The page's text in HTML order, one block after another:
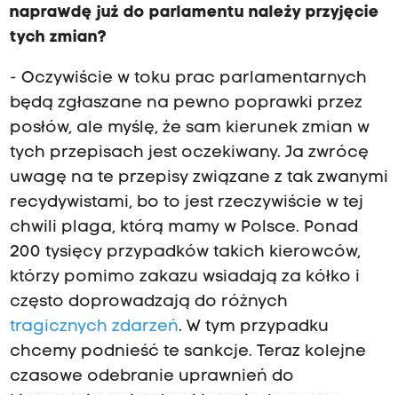
naprawdę już do parlamentu należy przyjęcie
tych zmian?
- Oczywiście w toku prac parlamentarnych
będą zgłaszane na pewno poprawki przez
posłów, ale myślę, że sam kierunek zmian w
tych przepisach jest oczekiwany. Ja zwrócę
uwagę na te przepisy związane z tak zwanymi
recydywistami, bo to jest rzeczywiście w tej
chwili plaga, którą mamy w Polsce. Ponad
200 tysięcy przypadków takich kierowców,
którzy pomimo zakazu wsiadają za kółko i
często doprowadzają do różnych
tragicznych zdarzeń. W tym przypadku
chcemy podnieść te sankcje. Teraz kolejne
czasowe odebranie uprawnień do